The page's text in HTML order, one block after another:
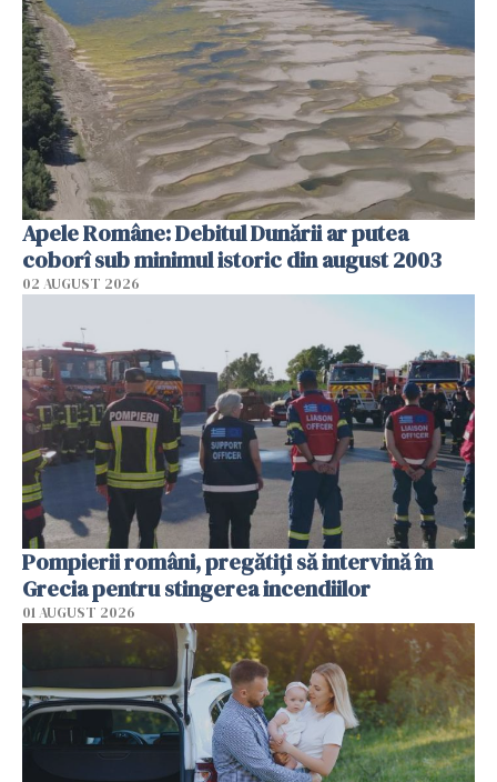
Apele Române: Debitul Dunării ar putea
coborî sub minimul istoric din august 2003
02 AUGUST 2026
Pompierii români, pregătiţi să intervină în
Grecia pentru stingerea incendiilor
01 AUGUST 2026